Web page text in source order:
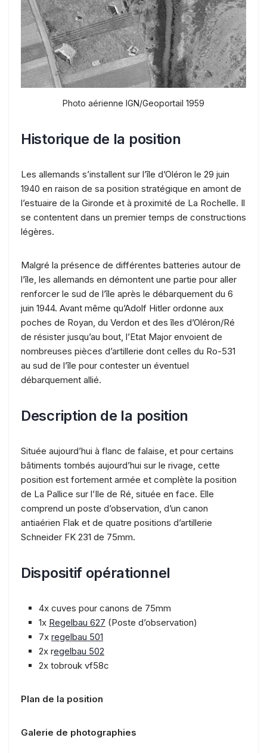
Photo aérienne IGN/Geoportail 1959
Historique de la position
Les allemands s’installent sur l’île d’Oléron le 29 juin
1940 en raison de sa position stratégique en amont de
l’estuaire de la Gironde et à proximité de La Rochelle. Il
se contentent dans un premier temps de constructions
légères.
Malgré la présence de différentes batteries autour de
l’île, les allemands en démontent une partie pour aller
renforcer le sud de l’île après le débarquement du 6
juin 1944. Avant même qu’Adolf Hitler ordonne aux
poches de Royan, du Verdon et des îles d’Oléron/Ré
de résister jusqu’au bout, l’Etat Major envoient de
nombreuses pièces d’artillerie dont celles du Ro-531
au sud de l’île pour contester un éventuel
débarquement allié.
Description de la position
Située aujourd’hui à flanc de falaise, et pour certains
bâtiments tombés aujourd’hui sur le rivage, cette
position est fortement armée et complète la position
de La Pallice sur l’Ile de Ré, située en face. Elle
comprend un poste d’observation, d’un canon
antiaérien Flak et de quatre positions d’artillerie
Schneider FK 231 de 75mm.
Dispositif opérationnel
4x cuves pour canons de 75mm
1x Regelbau 627 (Poste d’observation)
7x regelbau 501
2x regelbau 502
2x tobrouk vf58c
Plan de la position
Galerie de photographies